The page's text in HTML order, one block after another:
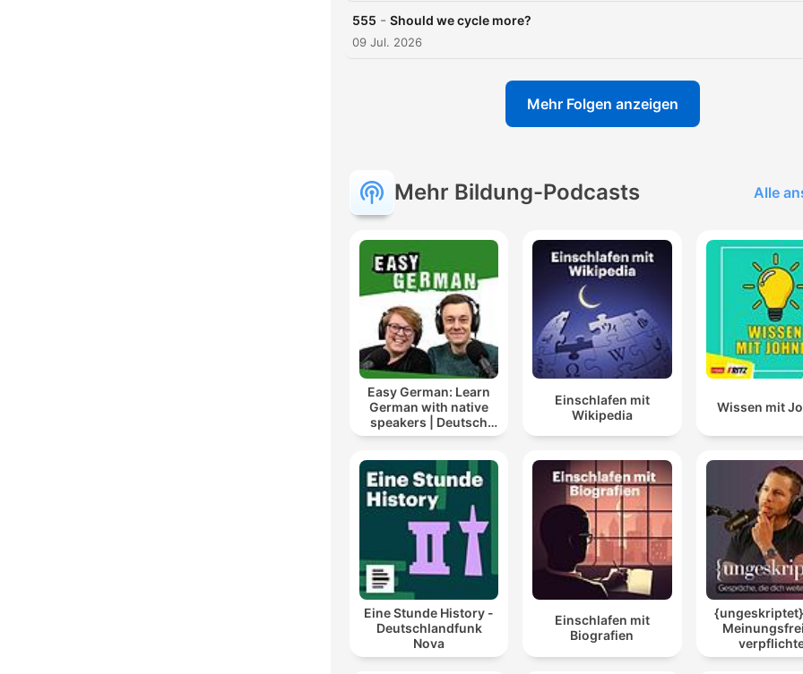
555 - Should we cycle more?
09 Jul. 2026
Mehr Folgen anzeigen
Mehr Bildung-Podcasts Alle
Easy German: Learn
German with native
speakers | Deutsch
lernen mit
Einschlafen mit
Wikipedia
Wissen mit
Eine Stunde History -
Deutschlandfunk
Nova
Einschlafen mit
Biografien